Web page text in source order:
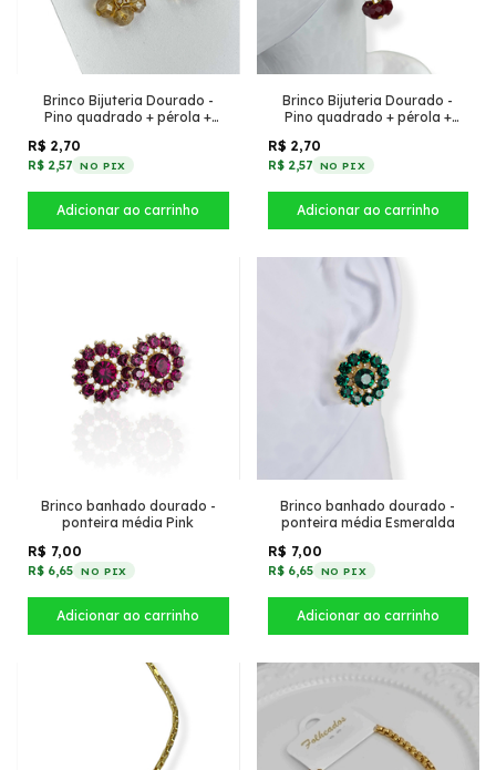
Brinco Bijuteria Dourado -
Pino quadrado + pérola +
R$ 2,70
R$ 2,57 NO PIX
Brinco Bijuteria Dourado -
Pino quadrado + pérola +
R$ 2,70
R$ 2,57 NO PIX
Brinco banhado dourado -
ponteira média Pink
R$ 7,00
R$ 6,65 NO PIX
Brinco banhado dourado -
ponteira média Esmeralda
R$ 7,00
R$ 6,65 NO PIX